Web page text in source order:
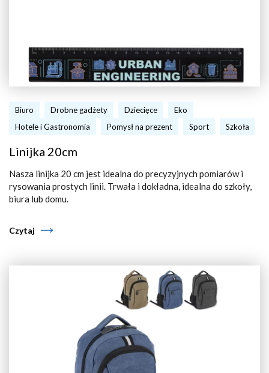
Biuro Drobne gadżety Dziecięce
Eko
Hotele i Gastronomia
Pomysł na prezent Sport Szkoła
Linijka 20cm
Nasza linijka 20 cm jest idealna do precyzyjnych pomiarów i
rysowania prostych linii. Trwała i dokładna, idealna do szkoły,
biura lub domu.
Czytaj